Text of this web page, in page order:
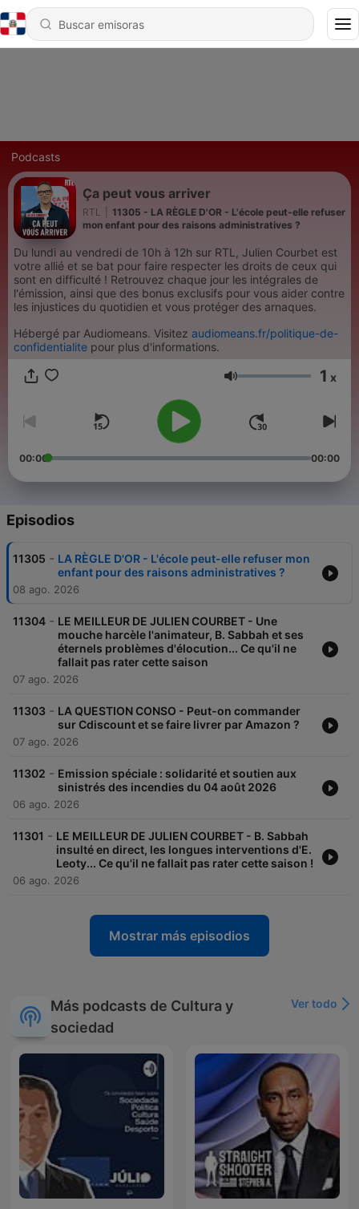
Podcasts
Ça peut vous arriver
RTL
11305 - LA RÈGLE D'OR - L'école peut-elle refuser
mon enfant pour des raisons administratives ?
Du lundi au vendredi de 10h à 12h sur RTL, Julien Courbet est
votre allié et se bat pour faire respecter les droits de ceux qui
sont en difficulté ! Retrouvez chaque jour les intégrales de
l'émission, ainsi que des bonus exclusifs pour vous aider contre
les injustices du quotidien et vous protéger des arnaques.
Hébergé par Audiomeans. Visitez audiomeans.fr/politique-de-
confidentialite pour plus d'informations.
Volumen 1 x
00:00 00:00
Episodios
11305 - LA RÈGLE D'OR - L'école peut-elle refuser mon
enfant pour des raisons administratives ?
08 ago. 2026
11304 - LE MEILLEUR DE JULIEN COURBET - Une
mouche harcèle l'animateur, B. Sabbah et ses
éternels problèmes d'élocution... Ce qu'il ne
fallait pas rater cette saison
07 ago. 2026
11303 - LA QUESTION CONSO - Peut-on commander
sur Cdiscount et se faire livrer par Amazon ?
07 ago. 2026
11302 - Emission spéciale : solidarité et soutien aux
sinistrés des incendies du 04 août 2026
06 ago. 2026
11301 - LE MEILLEUR DE JULIEN COURBET - B. Sabbah
insulté en direct, les longues interventions d'E.
Leoty... Ce qu'il ne fallait pas rater cette saison !
06 ago. 2026
Mostrar más episodios
Más podcasts de Cultura y
sociedad
Ver todo